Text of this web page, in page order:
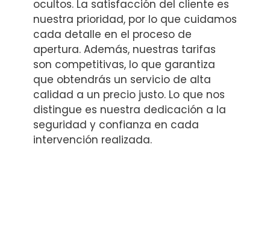
ocultos. La satisfacción del cliente es
nuestra prioridad, por lo que cuidamos
cada detalle en el proceso de
apertura. Además, nuestras tarifas
son competitivas, lo que garantiza
que obtendrás un servicio de alta
calidad a un precio justo. Lo que nos
distingue es nuestra dedicación a la
seguridad y confianza en cada
intervención realizada.